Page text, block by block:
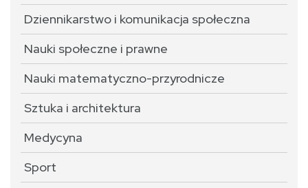
Dziennikarstwo i komunikacja społeczna
Nauki społeczne i prawne
Nauki matematyczno-przyrodnicze
Sztuka i architektura
Medycyna
Sport